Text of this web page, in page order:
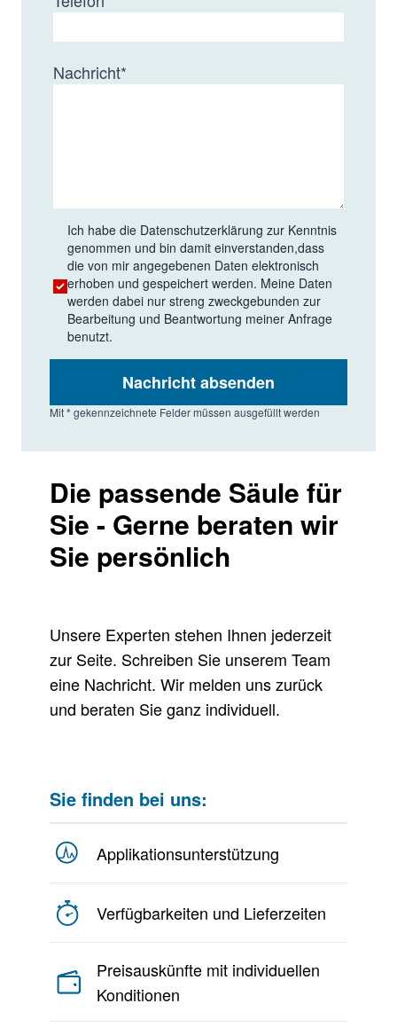
Nachricht*
Ich habe die Datenschutzerklärung zur Kenntnis
genommen und bin damit einverstanden,dass
die von mir angegebenen Daten elektronisch
erhoben und gespeichert werden. Meine Daten
werden dabei nur streng zweckgebunden zur
Bearbeitung und Beantwortung meiner Anfrage
benutzt.
Nachricht absenden
Mit * gekennzeichnete Felder müssen ausgefüllt werden
Die passende Säule für
Sie - Gerne beraten wir
Sie persönlich
Unsere Experten stehen Ihnen jederzeit
zur Seite. Schreiben Sie unserem Team
eine Nachricht. Wir melden uns zurück
und beraten Sie ganz individuell.
Sie finden bei uns:
Applikationsunterstützung
Verfügbarkeiten und Lieferzeiten
Preisauskünfte mit individuellen
Konditionen